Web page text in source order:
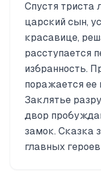
Спустя триста
царский сын,
красавице,
расступается
избранность.
поражается ее
Заклятье
двор
замок. Сказка
главных